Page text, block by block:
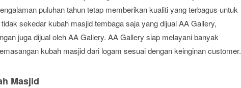
puluhan tahun tetap memberikan kualiti yang terbagus untuk
sekedar kubah masjid tembaga saja yang dijual AA Gallery,
juga dijual oleh AA Gallery. AA Gallery siap melayani banyak
kubah masjid dari logam sesuai dengan keinginan customer.
Masjid